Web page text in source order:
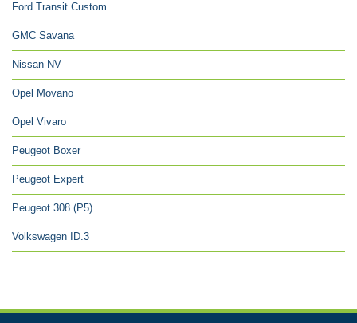
Ford Transit Custom
GMC Savana
Nissan NV
Opel Movano
Opel Vivaro
Peugeot Boxer
Peugeot Expert
Peugeot 308 (P5)
Volkswagen ID.3